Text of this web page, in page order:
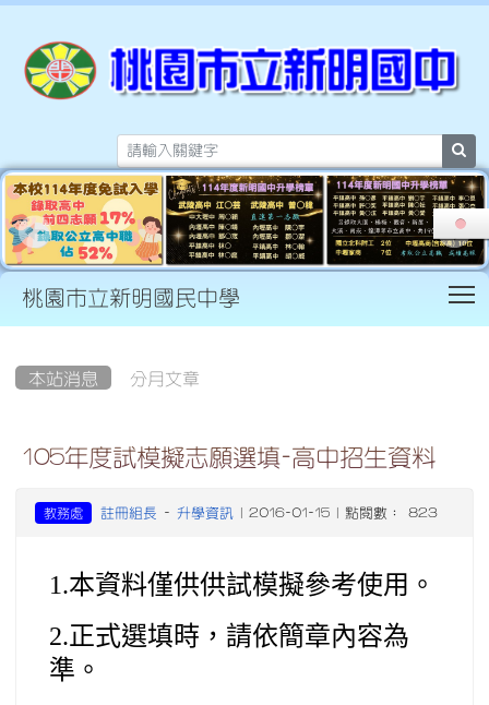
桃園市立新明國民中學
本站消息 分月文章
105年度試模擬志願選填-高中招生資料
教務處 註冊組長 - 升學資訊| 2016-01-15 | 點閱數： 823
1.本資料僅供供試模擬參考使用。
2.正式選填時，請依簡章內容為
準。